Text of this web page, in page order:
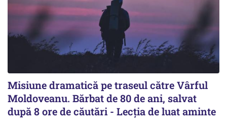
Misiune dramatică pe traseul către Vârful
Moldoveanu. Bărbat de 80 de ani, salvat
după 8 ore de căutări - Lecția de luat aminte